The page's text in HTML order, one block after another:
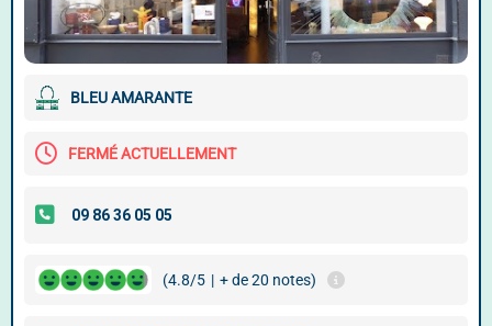
BLEU AMARANTE
FERMÉ ACTUELLEMENT
(4.8/5 | + de 20 notes)